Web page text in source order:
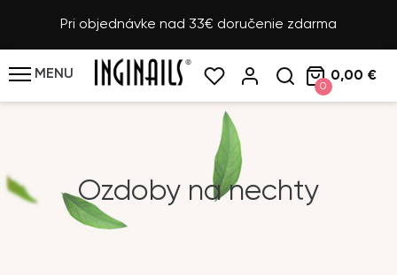
Pri objednávke nad 33€ doručenie zdarma
MENU
0
0,00 €
Ozdoby na nechty